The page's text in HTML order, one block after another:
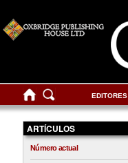
EDITORES
ARTÍCULOS
Número actual